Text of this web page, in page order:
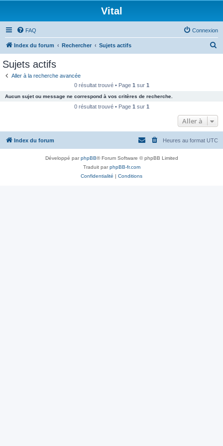
Vital
FAQ Connexion
Index du forum Rechercher Sujets actifs
c
e
Sujets actifs
Aller à la recherche avancée
0 résultat trouvé • Page 1 sur 1
Aucun sujet ou message ne correspond à vos critères de recherche.
0 résultat trouvé • Page 1 sur 1
Aller à
Index du forum Heures au format UTC
Développé parphpBB® Forum Software © phpBB Limited
Traduit parphpBB-fr.com
Confidentialité | Conditions